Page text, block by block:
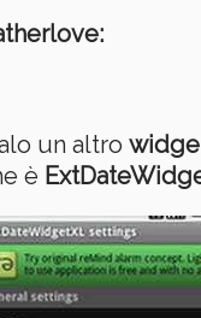
un altro
è